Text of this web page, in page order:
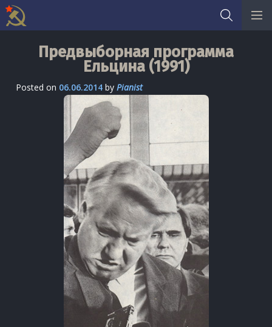
Предвыборная программа
Ельцина (1991)
Posted on 06.06.2014 by Pianist